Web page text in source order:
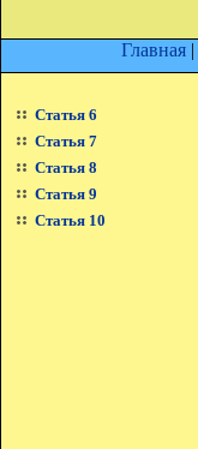
Главная |
Статья 6
Статья 7
Статья 8
Статья 9
Статья 10